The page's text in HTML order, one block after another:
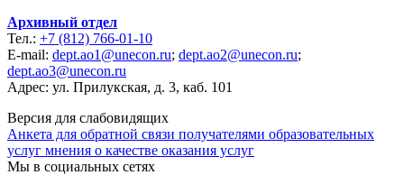
Архивный отдел
Тел.: +7 (812) 766-01-10
E-mail: dept.ao1@unecon.ru; dept.ao2@unecon.ru;
dept.ao3@unecon.ru
Адрес: ул. Прилукская, д. 3, каб. 101
Версия для слабовидящих
Анкета для обратной связи получателями образовательных
услуг мнения о качестве оказания услуг
Мы в социальных сетях